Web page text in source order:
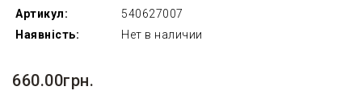
Артикул:
540627007
Наявність:
Нет в наличии
660.00грн.